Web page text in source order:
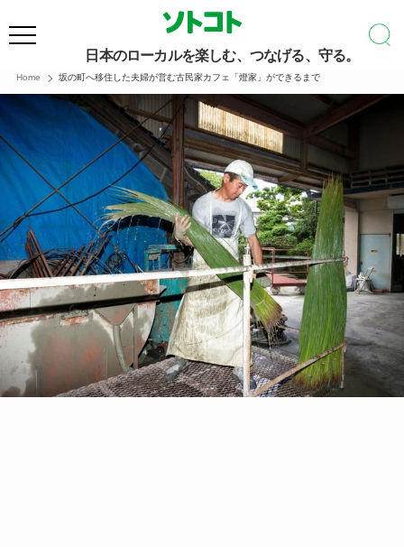
日本のローカルを楽しむ、つなげる、守る。
Home 坂の町へ移住した夫婦が営む古民家カフェ「燈家」ができるまで